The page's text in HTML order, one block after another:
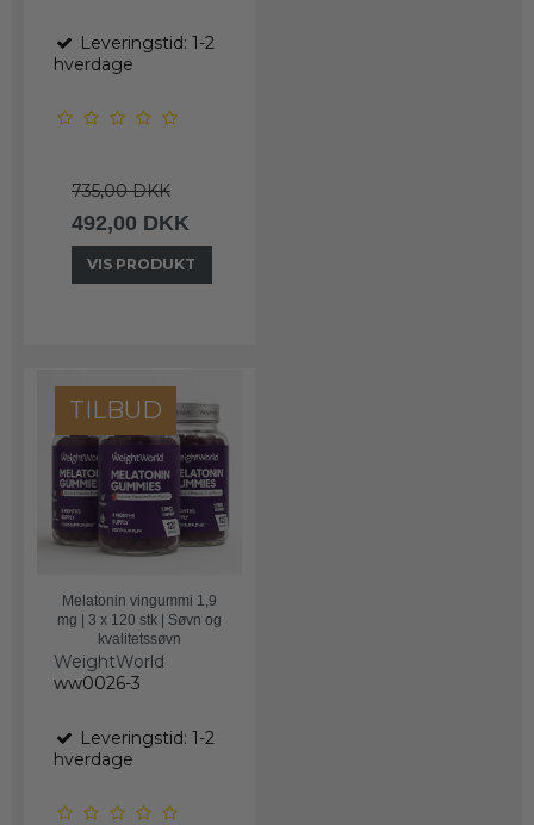
Leveringstid: 1-2
hverdage
735,00 DKK
492,00 DKK
VIS PRODUKT
TILBUD
Melatonin vingummi 1,9
mg | 3 x 120 stk | Søvn og
kvalitetssøvn
WeightWorld
ww0026-3
Leveringstid: 1-2
hverdage